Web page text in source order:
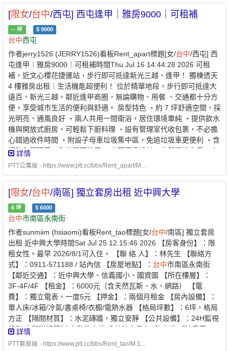
採光佳！停車方便， 住戶單純，不與房東同住，無管理費，有警察
局、7-11、市場、 全聯福利中心、全家、郵局、寶雅、屈臣式、麥
當勞 崇德路美食餐廳，鄰近北平路美食街，鄰近學校可運動 。 站
內信或電話連絡 ~謝謝～
[限女/台中/西屯] 西屯逢甲｜雅房9000｜可租補
-- 坪 $ 9000
台中西屯
作者jerry1526 (JERRY1526)看板Rent_apart標題[女/台中/西屯] 西
屯逢甲｜雅房9000｜可租補時間Thu Jul 16 14:44:28 2026 可租
補，近文心櫻花捷運站，步行即可抵達新光三越、逢甲！ 獨棟透天
4 樓雅房出租｜生活機能超便利！ 位於精華地段，步行即可抵達大
遠百、新光三越，鄰近逢甲商圈，無論購物、用餐 、交通都十分方
便，享受城市生活的便利與舒適。 房型特色 ・約 7 坪舒適空間，採
光明亮、通風良好 ・兩人共用一間衛浴，居住環境單純 ・提供飲水
機與開放式廚房，可輕鬆下廚料理 ・設有管理室代收包裹，不必擔
心錯過收件時間 ・附設子母車垃圾集中區，免追垃圾車更便利 ・含
網路和管理費，入住即可使用 ・大面窗戶設計，自然採光充足、空
氣流通佳 ・頂樓採光好可以曬衣服！ ・限女
水費：$100／月 電費：依台電獨立電表計費 歡迎預約賞屋，親自
感受舒適的居住環境！ 聯絡人｜林先生 0912-961-535 LINE ID｜
0912-961-535 https://i.imgur.com/o8dIkQq.jpeg
https://i.imgur.com/7bPZoSO.jpeg
https://i.imgur.com/5FO0wl6.jpeg
詳情
PTT公寓版 - https://www.ptt.cc/bbs/Rent_apart/M...
[限女/台中/南區] 獨立套房出租 近中興大學
6 坪 $ 6000
台中市南區永南街
作者sunmiim (hsiaomi)看板Rent_tao標題[女/台中/南區] 獨立套房
出租 近中興大學時間Sat Jul 25 12:15:46 2026 【房客身份】：限
租女性。最早 2026/8/1可入住。 【聯 絡 人】：林先生 【聯絡方
式】：0911-571188 / 站內信 【房屋地點】： 台中市南區永南街
【鄰近交通】：近中興大學、信義國小、國資圖 【所在樓層】：
3F-4F/4F 【租金】：6000元（含天然瓦斯、水、網路） 【電
費】：獨立電表，一度5元 【押金】：兩個月租金 【房內設備】：
單人床/冰箱/冷氣/書桌椅/衣櫥/電熱水器 【格局坪數】：6坪，格局
方正 【隔間材質】：水泥磚牆，獨立安靜 【公共設備】：24H監視
錄影/大門磁扣管制/自動洗衣機/公共晾衣露台/ 飲水機 【注意事
項】：禁開伙/禁寵物/禁菸/中途退租扣押金1個月 【相片網址】：
詳情
PTT套房版 - https://www.ptt.cc/bbs/Rent_tao/M.1...